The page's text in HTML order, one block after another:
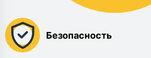
Безопасность